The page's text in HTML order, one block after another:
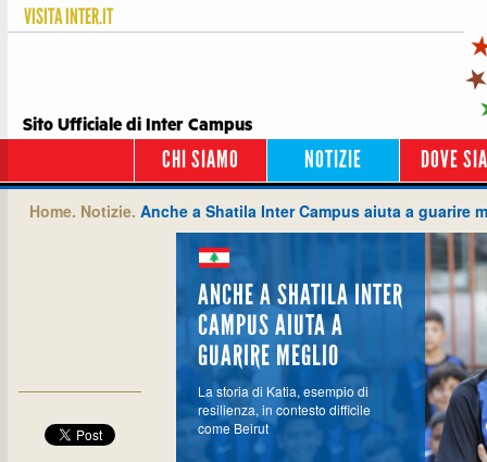
VISITAINTER.IT
Sito Ufficiale di Inter Campus
CHI SIAMO NOTIZIE DOVE
Home. Notizie. Anche a Shatila Inter Campus aiuta a guarire
ANCHE A SHATILA INTER
CAMPUS AIUTA A
GUARIRE MEGLIO
La storia di Katia, esempio di
resilienza, in contesto difficile
come Beirut